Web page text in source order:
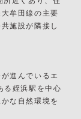
牟田線の主要
施設が隣接し
進んでいるエ
る姪浜駅を中心
な自然環境を